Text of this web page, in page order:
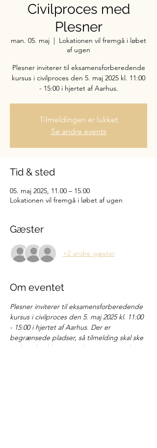
Civilproces med
Plesner
man. 05. maj
  |
Lokationen vil fremgå i løbet
af ugen
Plesner inviterer til eksamensforberedende
kursus i civilproces den 5. maj 2025 kl. 11:00
- 15:00 i hjertet af Aarhus.
Tilmeldingen er lukket
Se andre events
Tid & sted
05. maj 2025, 11.00 – 15.00
Lokationen vil fremgå i løbet af ugen
Gæster
+2 andre gæster
Om eventet
Plesner inviterer til eksamensforberedende
kursus i civilproces den 5. maj 2025 kl. 11:00
- 15:00 i hjertet af Aarhus. Der er
begrænsede pladser, så tilmelding skal ske
ved at tilmelde sig med navn og e-mail.